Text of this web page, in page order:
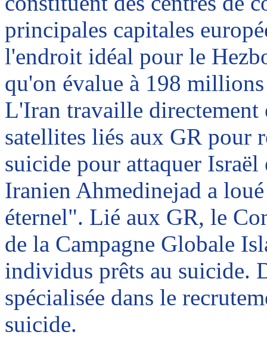
principales capitales
l'endroit idéal pour le
qu'on évalue à 198
L'Iran travaille directement
satellites liés aux GR pour
suicide pour attaquer
Iranien Ahmedinejad a
éternel". Lié aux GR, le
de la Campagne Globale
individus prêts au suicide.
spécialisée dans le
suicide.